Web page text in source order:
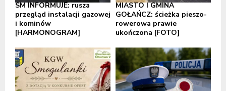
SM INFORMUJE: rusza
przegląd instalacji gazowej
i kominów
[HARMONOGRAM]
MIASTO I GMINA
GOŁAŃCZ: ścieżka pieszo-
rowerowa prawie
ukończona [FOTO]